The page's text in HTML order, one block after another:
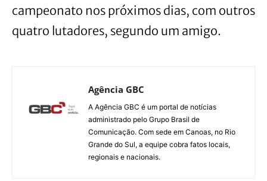
campeonato nos próximos dias, com outros
quatro lutadores, segundo um amigo.
Agência GBC
A Agência GBC é um portal de notícias
administrado pelo Grupo Brasil de
Comunicação. Com sede em Canoas, no Rio
Grande do Sul, a equipe cobra fatos locais,
regionais e nacionais.